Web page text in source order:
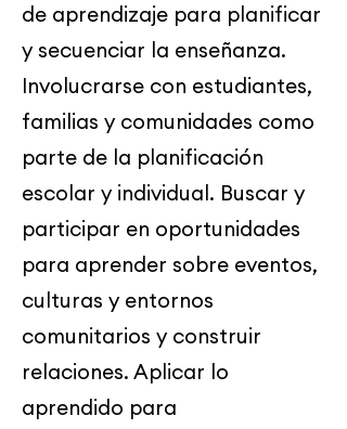
de aprendizaje para planificar
y secuenciar la enseñanza.
Involucrarse con estudiantes,
familias y comunidades como
parte de la planificación
escolar y individual. Buscar y
participar en oportunidades
para aprender sobre eventos,
culturas y entornos
comunitarios y construir
relaciones. Aplicar lo
aprendido para